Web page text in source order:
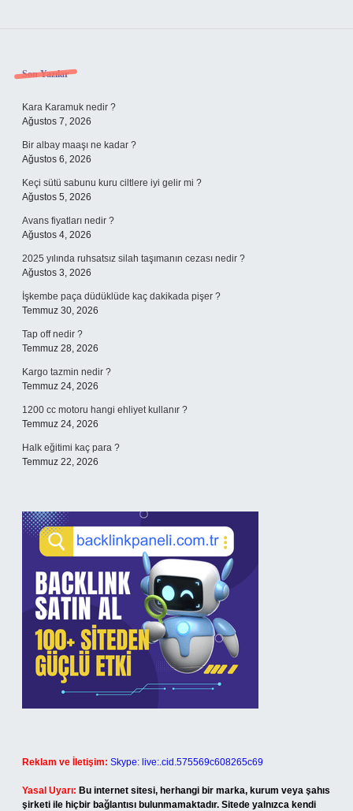
Sidebar
Son Yazılar
Kara Karamuk nedir ?
Ağustos 7, 2026
Bir albay maaşı ne kadar ?
Ağustos 6, 2026
Keçi sütü sabunu kuru ciltlere iyi gelir mi ?
Ağustos 5, 2026
Avans fiyatları nedir ?
Ağustos 4, 2026
2025 yılında ruhsatsız silah taşımanın cezası nedir ?
Ağustos 3, 2026
İşkembe paça düdüklüde kaç dakikada pişer ?
Temmuz 30, 2026
Tap off nedir ?
Temmuz 28, 2026
Kargo tazmin nedir ?
Temmuz 24, 2026
1200 cc motoru hangi ehliyet kullanır ?
Temmuz 24, 2026
Halk eğitimi kaç para ?
Temmuz 22, 2026
Reklam ve İletişim: Skype: live:.cid.575569c608265c69
Yasal Uyarı: Bu internet sitesi, herhangi bir marka, kurum veya şahıs
şirketi ile hiçbir bağlantısı bulunmamaktadır. Sitede yalnızca kendi